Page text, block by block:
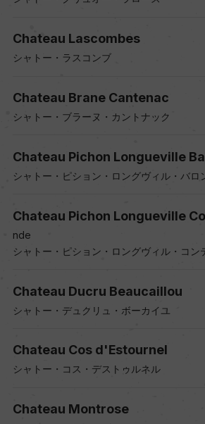
Chateau Lascombes
シャトー・ラスコンブ
Chateau Brane Cantenac
シャトー・ブラーヌ・カントナック
Chateau Pichon Longueville
シャトー・ピション・ロングヴィル・バロ
Chateau Pichon Longueville
nde
シャトー・ピション・ロングヴィル・コン
Chateau Ducru Beaucaillou
シャトー・デュクリュ・ボーカイユ
Chateau Cos d'Estournel
シャトー・コス・デストゥルネル
Chateau Montrose